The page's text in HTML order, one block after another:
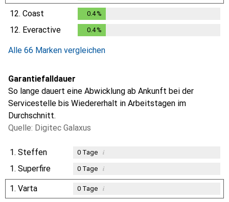
0.3%
12. Coast 0.4%
12. Everactive 0.4%
Alle 66 Marken vergleichen
Garantiefalldauer
So lange dauert eine Abwicklung ab Ankunft bei der
Servicestelle bis Wiedererhalt in Arbeitstagen im
Durchschnitt.
Quelle: Digitec Galaxus
1. Steffen 0Tage i
1. Superfire 0Tage i
1. Varta 0Tage i